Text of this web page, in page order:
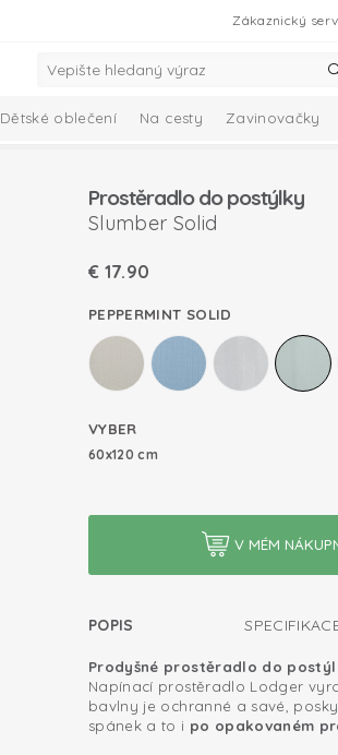
Zákaznický
Dětské oblečení Na cesty Zavinovačky
Prostěradlo do postýlky
Slumber Solid
€ 17.90
PEPPERMINT SOLID
VYBER
60x120 cm
POPIS
Prodyšné prostěradlo do
Napínací prostěradlo Lodger
bavlny je ochranné a savé,
spánek a to i po opakovaném
vlastnoručně